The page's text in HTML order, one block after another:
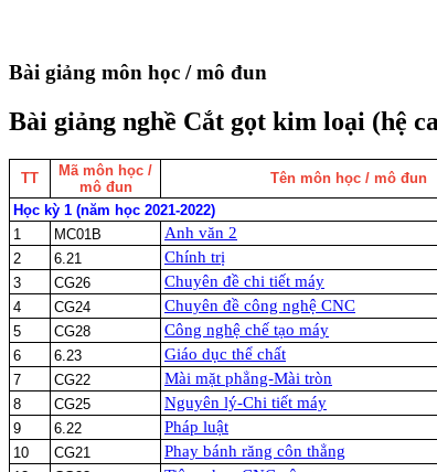
Bài giảng môn học / mô đun
Bài giảng nghề Cắt gọt kim loại (hệ
TT
Mã môn học /
mô đun
Tên môn học / mô đun
Học kỳ 1 (năm học 2021-2022)
1
MC01B Anh văn 2
2 6.21 Chính trị
3 CG26 Chuyên đề chi tiết máy
4 CG24 Chuyên đề công nghệ CNC
5 CG28 Công nghệ chế tạo máy
6 6.23 Giáo dục thể chất
7 CG22 Mài mặt phẳng-Mài tròn
8 CG25 Nguyên lý-Chi tiết máy
9 6.22 Pháp luật
10 CG21 Phay bánh răng côn thẳng